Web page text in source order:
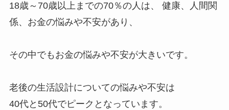
18歳～70歳以上までの70％の人は、 健康、人間関
係、お金の悩みや不安があり、
その中でもお金の悩みや不安が大きいです。
老後の生活設計についての悩みや不安は
40代と50代でピークとなっています。